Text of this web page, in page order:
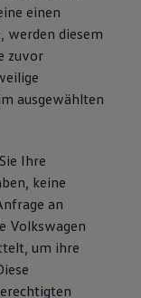
einen
werden diesem
zuvor
ausgewählten
Ihre
keine
an
Volkswagen
um ihre